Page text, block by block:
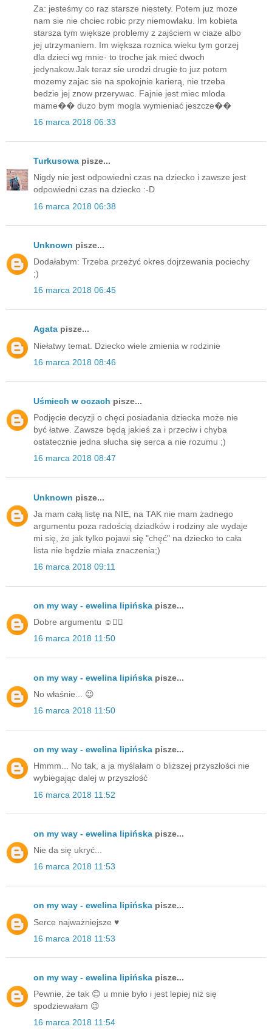
Za: jesteśmy co raz starsze niestety. Potem juz moze
nam sie nie chciec robic przy niemowlaku. Im kobieta
starsza tym większe problemy z zajściem w ciaze albo
jej utrzymaniem. Im większa roznica wieku tym gorzej
dla dzieci wg mnie- to troche jak mieć dwoch
jedynakow.Jak teraz sie urodzi drugie to juz potem
mozemy zajac sie na spokojnie karierą, nie trzeba
bedzie jej znow przerywac. Fajnie jest miec mloda
mame�� duzo bym mogla wymieniać jeszcze��
16 marca 2018 06:33
Turkusowa pisze...
Nigdy nie jest odpowiedni czas na dziecko i zawsze jest
odpowiedni czas na dziecko :-D
16 marca 2018 06:38
Unknown pisze...
Dodałabym: Trzeba przeżyć okres dojrzewania pociechy
;)
16 marca 2018 06:45
Agata pisze...
Niełatwy temat. Dziecko wiele zmienia w rodzinie
16 marca 2018 08:46
Uśmiech w oczach pisze...
Podjęcie decyzji o chęci posiadania dziecka może nie
być łatwe. Zawsze będą jakieś za i przeciw i chyba
ostatecznie jedna słucha się serca a nie rozumu ;)
16 marca 2018 08:47
Unknown pisze...
Ja mam całą listę na NIE, na TAK nie mam żadnego
argumentu poza radością dziadków i rodziny ale wydaje
mi się, że jak tylko pojawi się "chęć" na dziecko to cała
lista nie będzie miała znaczenia;)
16 marca 2018 09:11
on my way - ewelina lipińska pisze...
Dobre argumentu ☺️👌🏻
16 marca 2018 11:50
on my way - ewelina lipińska pisze...
No właśnie... 😉
16 marca 2018 11:50
on my way - ewelina lipińska pisze...
Hmmm... No tak, a ja myślałam o bliższej przyszłości nie
wybiegając dalej w przyszłość
16 marca 2018 11:52
on my way - ewelina lipińska pisze...
Nie da się ukryć...
16 marca 2018 11:53
on my way - ewelina lipińska pisze...
Serce najważniejsze ♥️
16 marca 2018 11:53
on my way - ewelina lipińska pisze...
Pewnie, że tak 😊 u mnie było i jest lepiej niż się
spodziewałam 😉
16 marca 2018 11:54